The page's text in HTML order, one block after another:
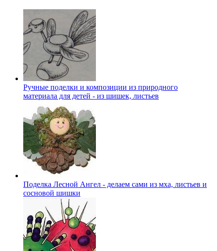
Ручные поделки и композиции из природного
материала для детей - из шишек, листьев
Поделка Лесной Ангел - делаем сами из мха, листьев и
сосновой шишки